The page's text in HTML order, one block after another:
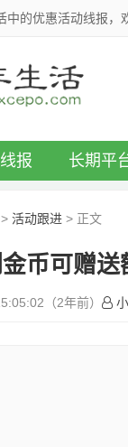
的优惠活动线报，
报 长期平
> 活动跟进 > 正文
币可赠送
（2年前）